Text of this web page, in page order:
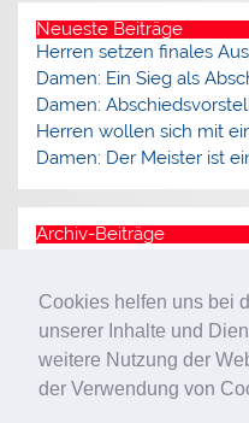
Cookies helfen uns bei
unserer Inhalte und
weitere Nutzung der
der Verwendung von
Neueste Beiträge
Herren setzen finales
Damen: Ein Sieg als
Damen:
Herren wollen sich mit
Damen: Der Meister ist
Archiv-Beiträge